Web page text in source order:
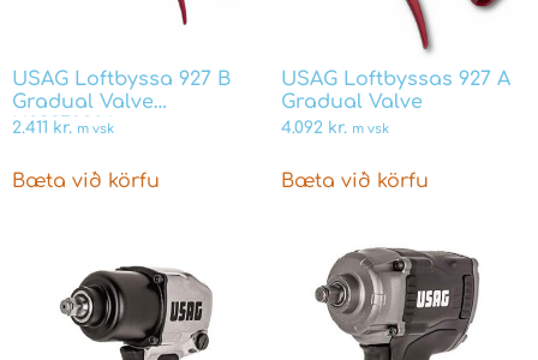
USAG Loftbyssa 927 B
Gradual Valve
U09270006
2.411 kr. m vsk
Bæta við körfu
USAG Loftbyssas 927 A
Gradual Valve
4.092 kr. m vsk
Bæta við körfu